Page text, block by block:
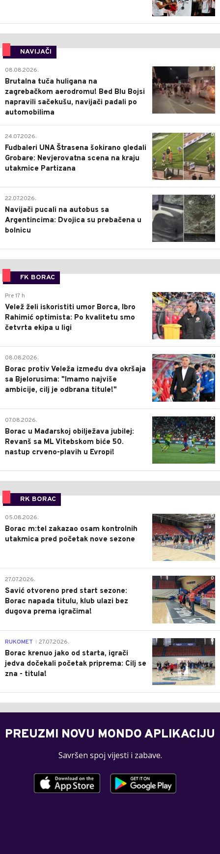
NAVIJAČI
0
08.08.2026.
Brutalna tuča huligana na
zagrebačkom aerodromu! Bed Blu Bojsi
napravili sačekušu, navijači padali po
automobilima
0
24.07.2026.
Fudbaleri UNA Štrasena šokirano gledali
Grobare: Nevjerovatna scena na kraju
utakmice Partizana
0
22.07.2026.
Navijači pucali na autobus sa
Argentincima: Dvojica su prebačena u
bolnicu
FK BORAC
0
Pre 17 h
Velež želi iskoristiti umor Borca, Ibro
Rahimić optimista: Po kvalitetu smo
četvrta ekipa u ligi
0
08.08.2026.
Borac protiv Veleža između dva okršaja
sa Bjelorusima: "Imamo najviše
ambicije, cilj je odbrana titule!"
0
07.08.2026.
Borac u Mađarskoj obilježava jubilej:
Revanš sa ML Vitebskom biće 50.
nastup crveno-plavih u Evropi!
RK BORAC
0
05.08.2026.
Borac m:tel zakazao osam kontrolnih
utakmica pred početak nove sezone
0
27.07.2026.
Savić otvoreno pred start sezone:
Borac napada titulu, klub ulazi bez
dugova prema igračima!
0
RUKOMET 27.07.2026.
Borac krenuo jako od starta, igrači
jedva dočekali početak priprema: Cilj se
zna - titula!
PREUZMI NOVU MONDO APLIKACIJU
Savršen spoj vijesti i zabave.